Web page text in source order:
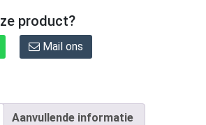
product?
Mail ons
Aanvullende informatie